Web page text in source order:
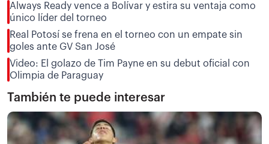
Always Ready vence a Bolívar y estira su ventaja como
único líder del torneo
Real Potosí se frena en el torneo con un empate sin
goles ante GV San José
Video: El golazo de Tim Payne en su debut oficial con
Olimpia de Paraguay
También te puede interesar